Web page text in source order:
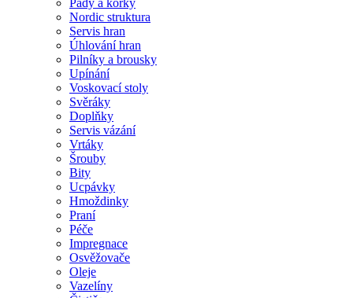
Pady a korky
Nordic struktura
Servis hran
Úhlování hran
Pilníky a brousky
Upínání
Voskovací stoly
Svěráky
Doplňky
Servis vázání
Vrtáky
Šrouby
Bity
Ucpávky
Hmoždinky
Praní
Péče
Impregnace
Osvěžovače
Oleje
Vazelíny